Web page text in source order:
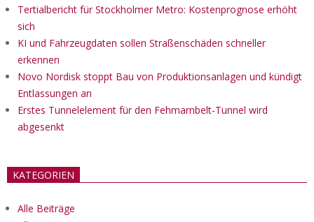
Tertialbericht für Stockholmer Metro: Kostenprognose erhöht
sich
KI und Fahrzeugdaten sollen Straßenschäden schneller
erkennen
Novo Nordisk stoppt Bau von Produktionsanlagen und kündigt
Entlassungen an
Erstes Tunnelelement für den Fehmarnbelt-Tunnel wird
abgesenkt
KATEGORIEN
Alle Beiträge